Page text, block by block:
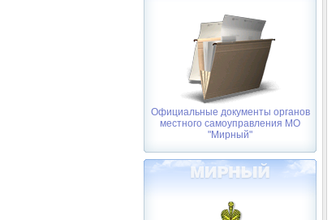
Официальные документы органов
местного самоуправления МО
"Мирный"